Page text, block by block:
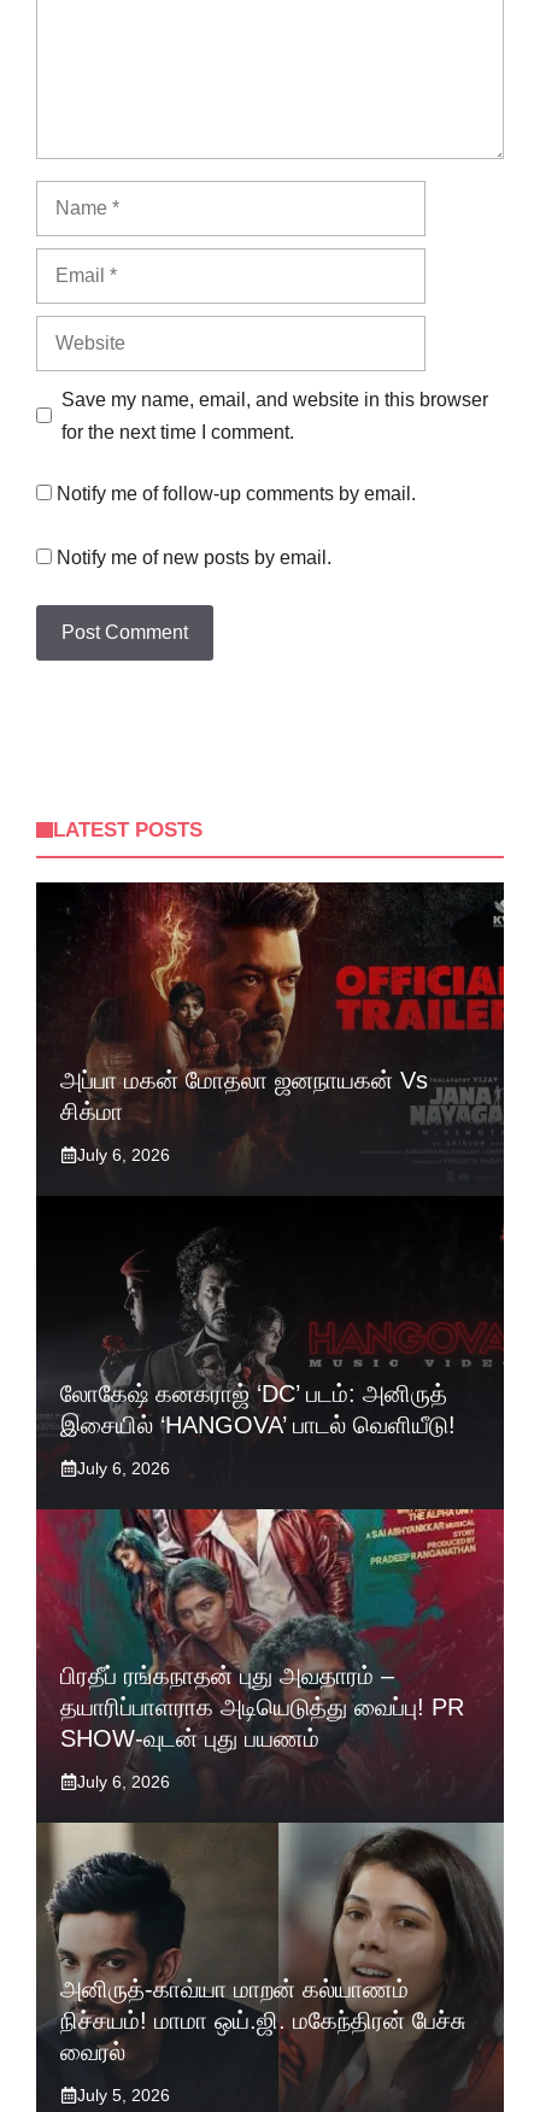
Name
Email
Website
Save my name, email, and website in this browser
for the next time I comment.
Notify me of follow-up comments by email.
Notify me of new posts by email.
LATEST POSTS
அப்பா மகன் மோதலா ஜனநாயகன் Vs
சிக்மா
July 6, 2026
லோகேஷ் கனகராஜ் ‘DC’ படம்: அனிருத்
இசையில் ‘HANGOVA’ பாடல் வெளியீடு!
July 6, 2026
பிரதீப் ரங்கநாதன் புது அவதாரம் –
தயாரிப்பாளராக அடியெடுத்து வைப்பு! PR
SHOW-வுடன் புது பயணம்
July 6, 2026
அனிருத்-காவ்யா மாறன் கல்யாணம்
நிச்சயம்! மாமா ஒய்.ஜி. மகேந்திரன் பேச்சு
வைரல்
July 5, 2026